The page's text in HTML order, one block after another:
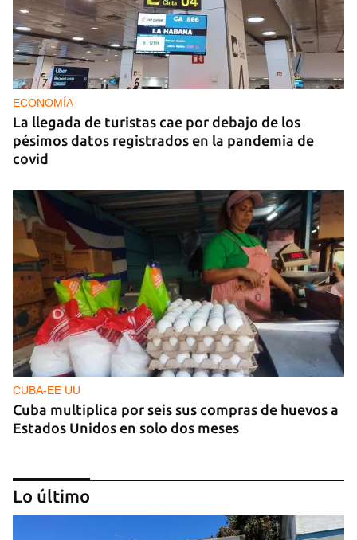
ECONOMÍA
La llegada de turistas cae por debajo de los
pésimos datos registrados en la pandemia de
covid
CUBA-EE UU
Cuba multiplica por seis sus compras de huevos a
Estados Unidos en solo dos meses
Lo último